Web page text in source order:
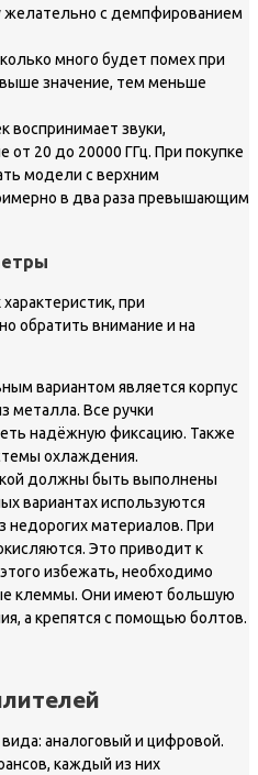
желательно с демпфированием
много будет помех при
значение, тем меньше
воспринимает звуки,
от 20 до 20000 ГГц. При покупке
модели с верхним
в два раза превышающим
при
обратить внимание и на
вариантом является корпус
металла. Все ручки
надёжную фиксацию. Также
охлаждения.
должны быть выполнены
вариантах используются
материалов. При
Это приводит к
избежать, необходимо
клеммы. Они имеют большую
а крепятся с помощью болтов.
аналоговый и цифровой.
каждый из них